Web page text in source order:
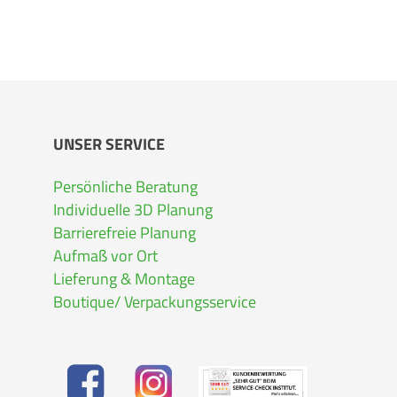
UNSER SERVICE
Persönliche Beratung
Individuelle 3D Planung
Barrierefreie Planung
Aufmaß vor Ort
Lieferung & Montage
Boutique/ Verpackungsservice